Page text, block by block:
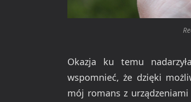
Okazja ku temu
wspomnieć, że dzięki
mój romans z urządzeniami